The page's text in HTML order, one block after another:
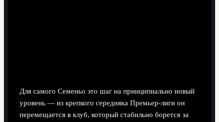
Для самого Семеньо это шаг на принципиально новый
уровень — из крепкого середняка Премьер-лиги он
перемещается в клуб, который стабильно борется за